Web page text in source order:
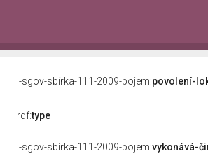
l-sgov-sbírka-111-2009-pojem:povolení-
rdf:type
l-sgov-sbírka-111-2009-pojem:vykonává-